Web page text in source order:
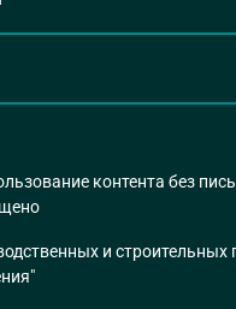
контента без
и